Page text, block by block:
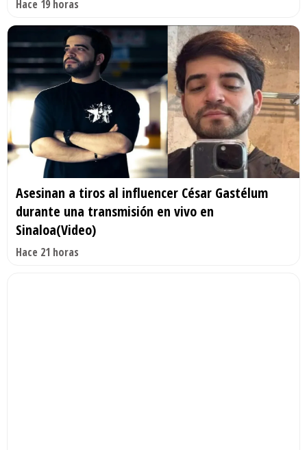
Hace 19 horas
Asesinan a tiros al influencer César Gastélum
durante una transmisión en vivo en
Sinaloa(Video)
Hace 21 horas